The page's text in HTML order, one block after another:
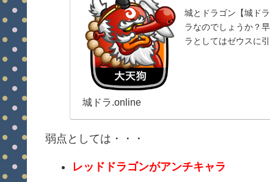
城とドラゴン【城ド
ラなのでしょうか？
ラとしてはゼウスに
城ドラ.online
弱点としては・・・
レッドドラゴンがアンチキャラ